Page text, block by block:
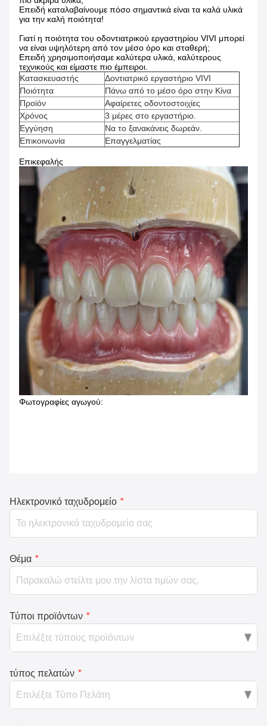
Επειδή καταλαβαίνουμε πόσο σημαντικά είναι τα καλά υλικά
για την καλή ποιότητα!
Γιατί η ποιότητα του οδοντιατρικού εργαστηρίου VIVI μπορεί
να είναι υψηλότερη από τον μέσο όρο και σταθερή;
Επειδή χρησιμοποιήσαμε καλύτερα υλικά, καλύτερους
τεχνικούς και είμαστε πιο έμπειροι.
Κατασκευαστής
Δοντιατρικό εργαστήριο VIVI
Ποιότητα
Πάνω από το μέσο όρο στην Κίνα
Προϊόν
Αφαίρετες οδοντοστοιχίες
Χρόνος
3 μέρες στο εργαστήριο.
Εγγύηση
Να το ξανακάνεις δωρεάν.
Επικοινωνία
Επαγγελματίας
Επικεφαλής
Φωτογραφίες αγωγού:
Ηλεκτρονικό ταχυδρομείο *
Θέμα *
Τύποι προϊόντων *
τύπος πελατών *